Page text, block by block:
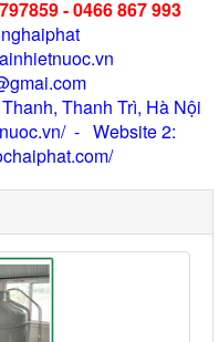
- 0466 867 993
Thanh Trì, Hà Nội
- Website 2: